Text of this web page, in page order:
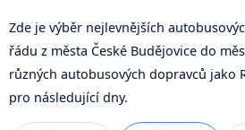
Zde je výběr nejlevnějších
řádu z města České Budějovice do
různých autobusových dopravců jako
pro následující dny.